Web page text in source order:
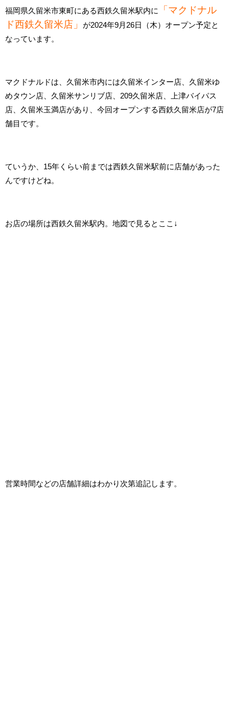
福岡県久留米市東町にある西鉄久留米駅内に
「マクドナル
ド西鉄久留米店」
が2024年9月26日（木）オープン予定と
なっています。
マクドナルドは、久留米市内には久留米インター店、久留米ゆ
めタウン店、久留米サンリブ店、209久留米店、上津バイパス
店、久留米玉満店があり、今回オープンする西鉄久留米店が7店
舗目です。
ていうか、15年くらい前までは西鉄久留米駅前に店舗があった
んですけどね。
お店の場所は西鉄久留米駅内。地図で見るとここ↓
営業時間などの店舗詳細はわかり次第追記します。